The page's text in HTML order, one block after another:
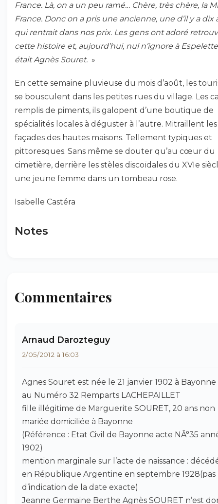
France. Là, on a un peu ramé… Chère, très chère, la
France. Donc on a pris une ancienne, une d’il y a dix
qui rentrait dans nos prix. Les gens ont adoré
cette histoire et, aujourd’hui, nul n’ignore à
était Agnès Souret. »
En cette semaine pluvieuse du mois d’août, les
se bousculent dans les petites rues du village. Les
remplis de piments, ils galopent d’une boutique de
spécialités locales à déguster à l’autre. Mitraillent les
façades des hautes maisons. Tellement typiques et
pittoresques. Sans même se douter qu’au cœur du
cimetière, derrière les stèles discoïdales du XVIe
une jeune femme dans un tombeau rose.
Isabelle Castéra
Notes
Commentaires
Arnaud Darozteguy
2/05/2012 à 16:03
Agnes Souret est née le 21 janvier 1902 à Bayonne
au Numéro 32 Remparts LACHEPAILLET
fille illégitime de Marguerite SOURET, 20 ans non
mariée domiciliée à Bayonne
(Référence : Etat Civil de Bayonne acte NÂ°35
1902)
mention marginale sur l’acte de naissance :
en République Argentine en septembre 1928(pas
d’indication de la date exacte)
Jeanne Germaine Berthe Agnès SOURET n’est